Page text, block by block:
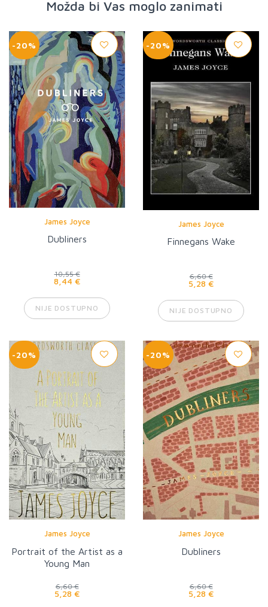
Možda bi Vas moglo zanimati
-20%
James Joyce
Dubliners
10,55 €
8,44 €
NIJE DOSTUPNO
-20%
James Joyce
Finnegans Wake
6,60 €
5,28 €
NIJE DOSTUPNO
-20%
James Joyce
Portrait of the Artist as a
Young Man
6,60 €
5,28 €
-20%
James Joyce
Dubliners
6,60 €
5,28 €